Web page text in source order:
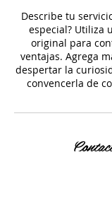
Describe tu
especial? Utiliza
original para
ventajas. Agrega
despertar la
convencerla de